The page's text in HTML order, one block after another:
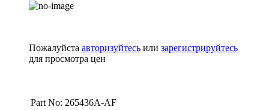
Пожалуйста авторизуйтесь или зарегистрируйтесь
для просмотра цен
Part No: 265436A-AF